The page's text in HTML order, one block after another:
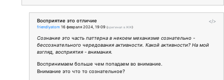
</>
Восприятие это отличие
friendlyatom 16 февраля 2024, 19:09 (оригинал в ЖЖ)
Сознание это часть паттерна в некоем механизме сознательно -
бессознательного чередования активности. Какой активности? На мой
взгляд, восприятия - внимания.
Воспринимаем больше чем попадаем во внимание.
Внимание это что то сознательное?